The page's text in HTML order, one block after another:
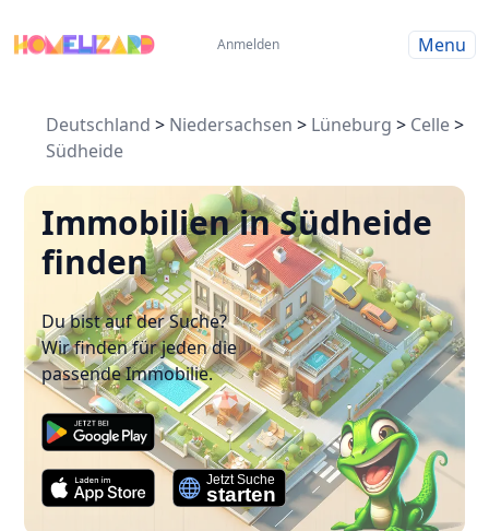
Anmelden Menu
Deutschland > Niedersachsen > Lüneburg > Celle>
Südheide
Immobilien in Südheide
finden
Du bist auf der Suche?
Wir finden für jeden die
passende Immobilie.